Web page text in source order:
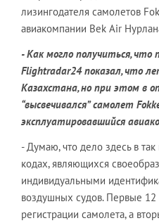
лизингодателя самолетов
авиакомпании Bek Air
- Как могло получиться, что
Flightradar24 показал, что
Казахстана, но при этом в
“высвечивался” самолет
эксплуатировавшийся
- Думаю, что дело здесь в
кодах, являющихся
индивидуальными
воздушных судов. Первые 12
регистрации самолета, а